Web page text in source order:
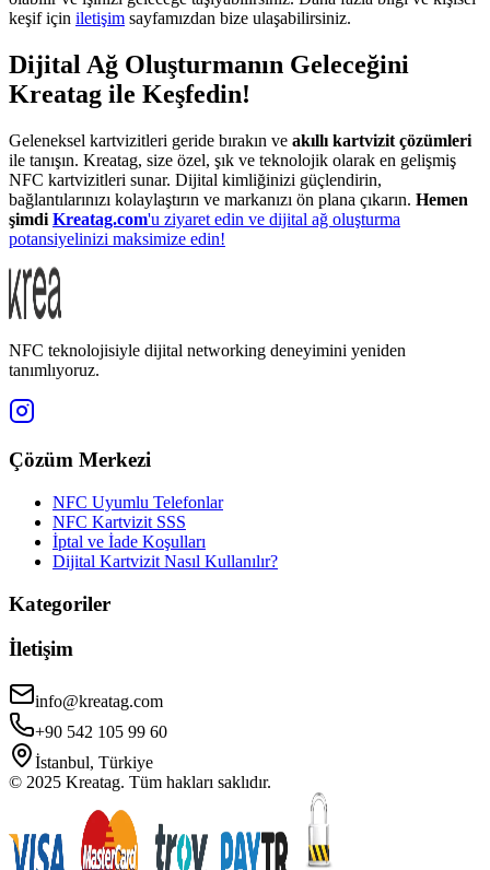
keşif için iletişim sayfamızdan bize ulaşabilirsiniz.
Dijital Ağ Oluşturmanın Geleceğini
Kreatag ile Keşfedin!
Geleneksel kartvizitleri geride bırakın ve akıllı kartvizit çözümleri
ile tanışın. Kreatag, size özel, şık ve teknolojik olarak en gelişmiş
NFC kartvizitleri sunar. Dijital kimliğinizi güçlendirin,
bağlantılarınızı kolaylaştırın ve markanızı ön plana çıkarın. Hemen
şimdi Kreatag.com'u ziyaret edin ve dijital ağ oluşturma
potansiyelinizi maksimize edin!
NFC teknolojisiyle dijital networking deneyimini yeniden
tanımlıyoruz.
Çözüm Merkezi
NFC Uyumlu Telefonlar
NFC Kartvizit SSS
İptal ve İade Koşulları
Dijital Kartvizit Nasıl Kullanılır?
Kategoriler
İletişim
info@kreatag.com
+90 542 105 99 60
İstanbul, Türkiye
© 2025 Kreatag. Tüm hakları saklıdır.